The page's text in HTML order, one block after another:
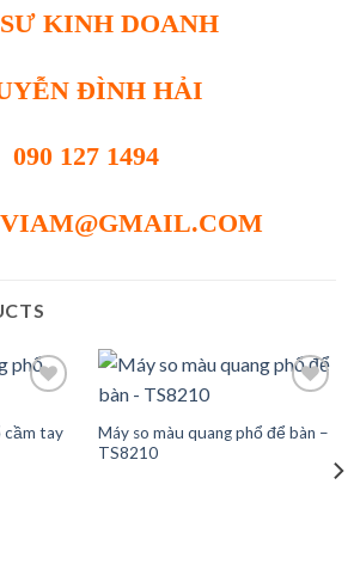
KINH DOANH
ĐÌNH HẢI
090 127 1494
cầm tay
Máy so màu quang phổ để bàn –
TS8210